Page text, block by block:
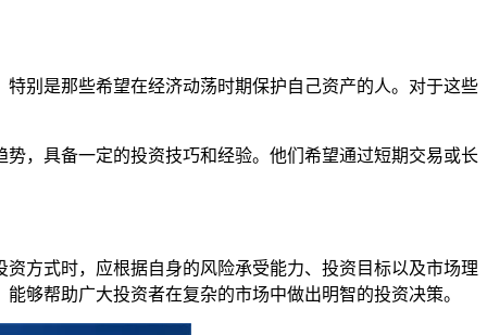
别是那些希望在经济动荡时期保护自己资产的人。对于这些
，具备一定的投资技巧和经验。他们希望通过短期交易或长
方式时，应根据自身的风险承受能力、投资目标以及市场理
够帮助广大投资者在复杂的市场中做出明智的投资决策。